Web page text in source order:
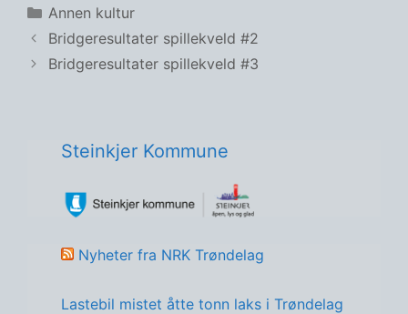
Kategorier
Annen kultur
Bridgeresultater spillekveld #2
Bridgeresultater spillekveld #3
Steinkjer Kommune
Nyheter fra NRK Trøndelag
Lastebil mistet åtte tonn laks i Trøndelag